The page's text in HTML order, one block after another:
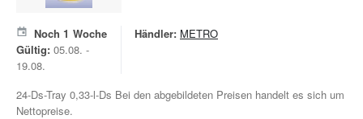
Noch 1 Woche
Gültig: 05.08. -
19.08.
Händler: METRO
24-Ds-Tray 0,33-l-Ds Bei den abgebildeten Preisen handelt es sich um
Nettopreise.